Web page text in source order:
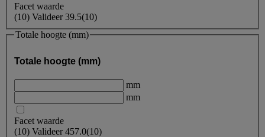
Facet waarde
(10) Valideer39.5(10)
Totale hoogte (mm)
Totale hoogte (mm)
mm
mm
Facet waarde
(10) Valideer457.0(10)